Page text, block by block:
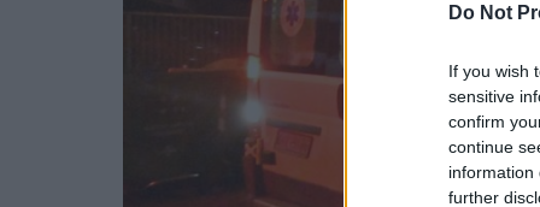
Do Not
If you wish
sensitive
confirm
continue
information
further